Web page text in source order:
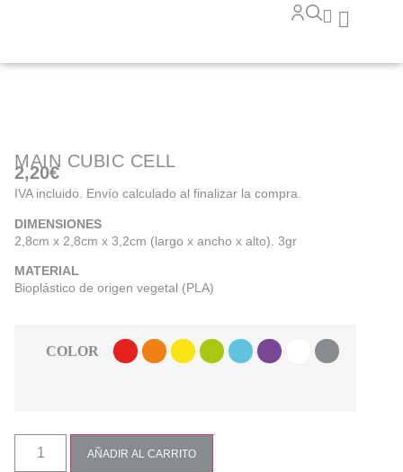
MAIN CUBIC CELL
2,20€
IVA incluido. Envío calculado al finalizar la compra.
DIMENSIONES
2,8cm x 2,8cm x 3,2cm (largo x ancho x alto). 3gr
MATERIAL
Bioplástico de origen vegetal (PLA)
COLOR
AÑADIR AL CARRITO